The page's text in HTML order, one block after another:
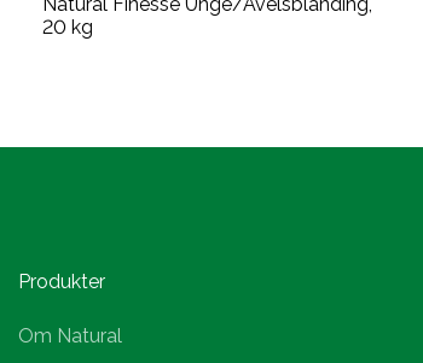
20 kg
Produkter
Om Natural